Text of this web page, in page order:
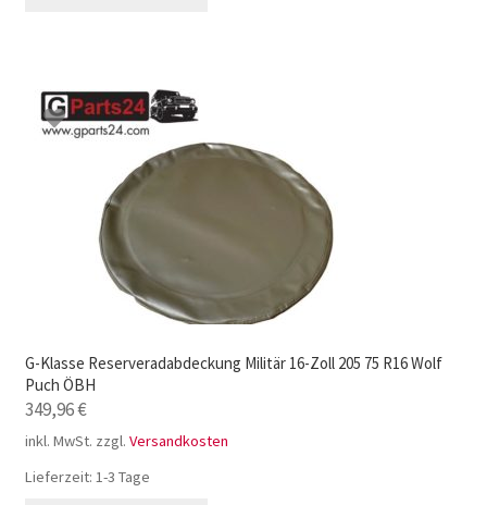
G-Klasse Reserveradabdeckung Militär 16-Zoll 205 75 R16 Wolf
Puch ÖBH
349,96€
inkl. MwSt. zzgl. Versandkosten
Lieferzeit: 1-3 Tage